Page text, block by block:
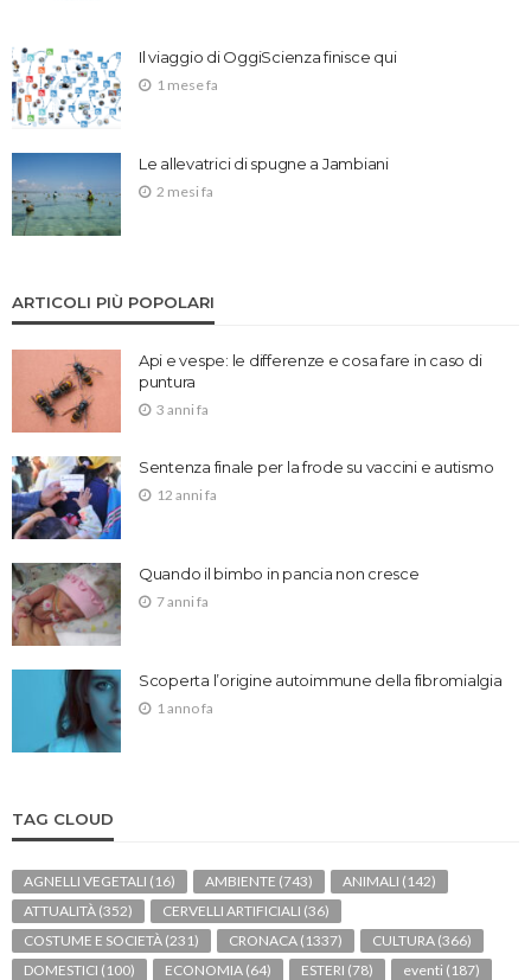
Il viaggio di OggiScienza finisce qui
1 mese fa
Le allevatrici di spugne a Jambiani
2 mesi fa
ARTICOLI PIÙ POPOLARI
Api e vespe: le differenze e cosa fare in caso di
puntura
3 anni fa
Sentenza finale per la frode su vaccini e autismo
12 anni fa
Quando il bimbo in pancia non cresce
7 anni fa
Scoperta l’origine autoimmune della fibromialgia
1 anno fa
TAG CLOUD
AGNELLI VEGETALI (16) AMBIENTE (743) ANIMALI (142)
ATTUALITÀ (352) CERVELLI ARTIFICIALI (36)
COSTUME E SOCIETÀ (231) CRONACA (1337) CULTURA (366)
DOMESTICI (100) ECONOMIA (64) ESTERI (78) eventi (187)